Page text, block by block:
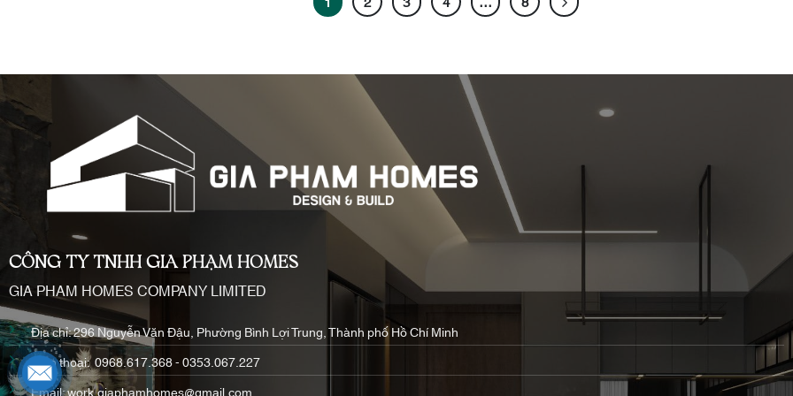
CÔNG TY TNHH GIA PHẠM HOMES
GIA PHAM HOMES COMPANY LIMITED
Địa chỉ: 296 Nguyễn Văn Đậu, Phường Bình Lợi Trung, Thành phố Hồ Chí Minh
Điện thoại: 0968.617.368 - 0353.067.227
Email: work.giaphamhomes@gmail.com